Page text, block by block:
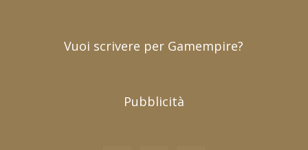
Vuoi scrivere per Gamempire?
Pubblicità